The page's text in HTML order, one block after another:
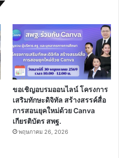
ขอเชิญอบรมออนไลน์ โครงการ
เสริมทักษะดิจิทัล สร้างสรรค์สื่อ
การสอนยุคใหม่ด้วย Canva
เกียรติบัตร สพฐ.
พฤษภาคม 26, 2026